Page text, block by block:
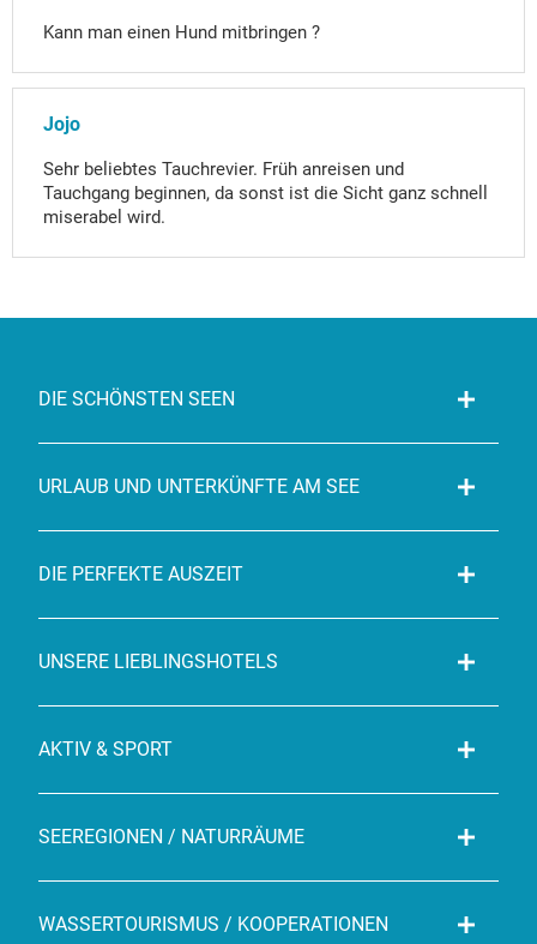
Kann man einen Hund mitbringen ?
Jojo
Sehr beliebtes Tauchrevier. Früh anreisen und
Tauchgang beginnen, da sonst ist die Sicht ganz schnell
miserabel wird.
DIE SCHÖNSTEN SEEN
URLAUB UND UNTERKÜNFTE AM SEE
DIE PERFEKTE AUSZEIT
UNSERE LIEBLINGSHOTELS
AKTIV & SPORT
SEEREGIONEN / NATURRÄUME
WASSERTOURISMUS / KOOPERATIONEN